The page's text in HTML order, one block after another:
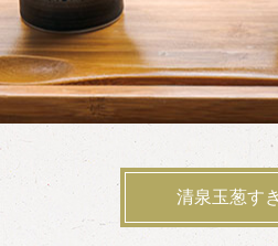
清泉玉葱す